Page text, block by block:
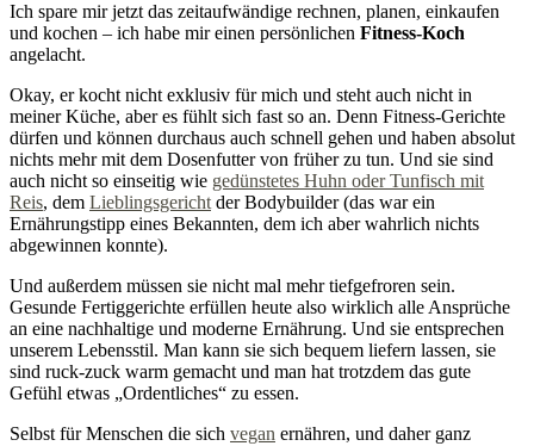
Ich spare mir jetzt das zeitaufwändige rechnen, planen, einkaufen
und kochen – ich habe mir einen persönlichen Fitness-Koch
angelacht.
Okay, er kocht nicht exklusiv für mich und steht auch nicht in
meiner Küche, aber es fühlt sich fast so an. Denn Fitness-Gerichte
dürfen und können durchaus auch schnell gehen und haben absolut
nichts mehr mit dem Dosenfutter von früher zu tun. Und sie sind
auch nicht so einseitig wie gedünstetes Huhn oder Tunfisch mit
Reis, dem Lieblingsgerichtder Bodybuilder (das war ein
Ernährungstipp eines Bekannten, dem ich aber wahrlich nichts
abgewinnen konnte).
Und außerdem müssen sie nicht mal mehr tiefgefroren sein.
Gesunde Fertiggerichte erfüllen heute also wirklich alle Ansprüche
an eine nachhaltige und moderne Ernährung. Und sie entsprechen
unserem Lebensstil. Man kann sie sich bequem liefern lassen, sie
sind ruck-zuck warm gemacht und man hat trotzdem das gute
Gefühl etwas „Ordentliches“ zu essen.
Selbst für Menschen die sich vegan ernähren, und daher ganz